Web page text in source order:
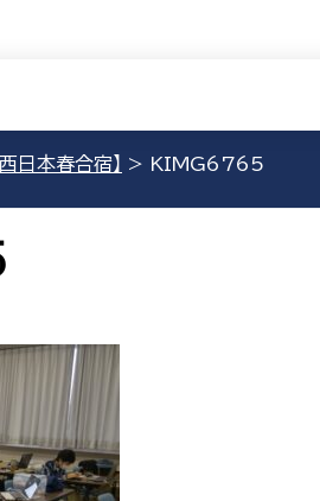
本春合宿】 > KIMG6765